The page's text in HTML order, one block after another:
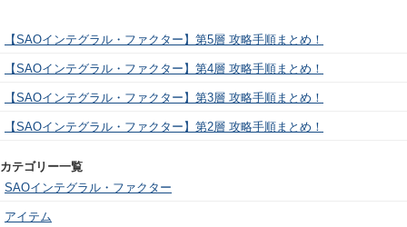
【SAOインテグラル・ファクター】第5層 攻略手順まとめ！
【SAOインテグラル・ファクター】第4層 攻略手順まとめ！
【SAOインテグラル・ファクター】第3層 攻略手順まとめ！
【SAOインテグラル・ファクター】第2層 攻略手順まとめ！
カテゴリー一覧
SAOインテグラル・ファクター
アイテム